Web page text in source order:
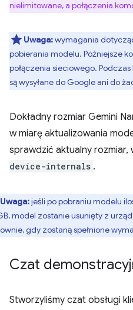
nielimitowane, a połączenia
Uwaga:wymagania
pobierania modelu. Późniejsze
połączenia sieciowego.
są wysyłane do Google ani do
Dokładny rozmiar Gemini
w miarę aktualizowania
sprawdzić aktualny rozmiar,
device-internals .
Uwaga:jeśli po pobraniu modelu
model zostanie usunięty z
gdy zostaną spełnione
Czat
Stworzyliśmy czat obsługi